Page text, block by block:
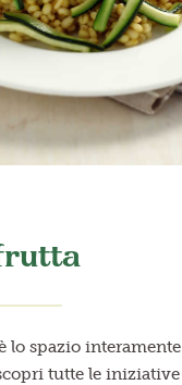
lo spazio
tutte le